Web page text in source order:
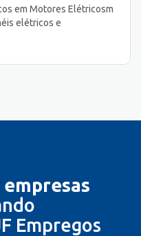
em Motores Elétricosm
elétricos e
empresas
Empregos